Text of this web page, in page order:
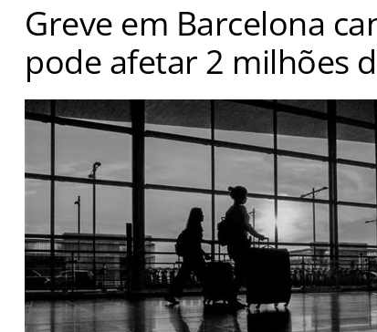
Greve em Barcelona
pode afetar 2 milhões
Paralisação da Groundforce vai até setembro e
companhias aéreas